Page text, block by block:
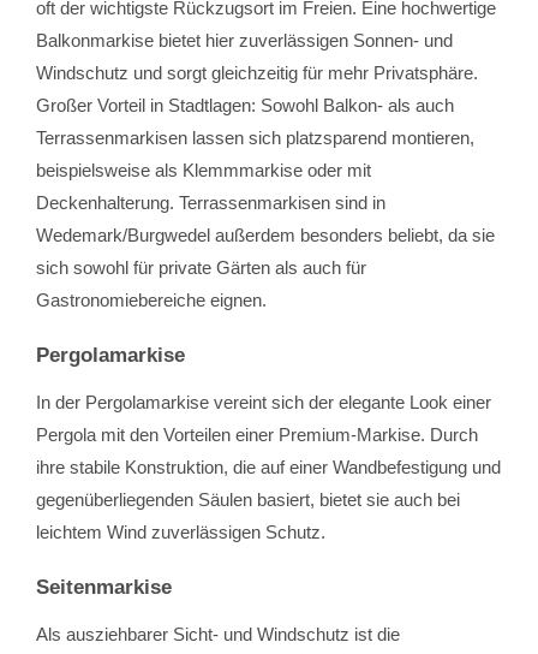
oft der wichtigste Rückzugsort im Freien. Eine hochwertige
Balkonmarkise bietet hier zuverlässigen Sonnen- und
Windschutz und sorgt gleichzeitig für mehr Privatsphäre.
Großer Vorteil in Stadtlagen: Sowohl Balkon- als auch
Terrassenmarkisen lassen sich platzsparend montieren,
beispielsweise als Klemmmarkise oder mit
Deckenhalterung. Terrassenmarkisen sind in
Wedemark/Burgwedel außerdem besonders beliebt, da sie
sich sowohl für private Gärten als auch für
Gastronomiebereiche eignen.
Pergolamarkise
In der Pergolamarkise vereint sich der elegante Look einer
Pergola mit den Vorteilen einer Premium-Markise. Durch
ihre stabile Konstruktion, die auf einer Wandbefestigung und
gegenüberliegenden Säulen basiert, bietet sie auch bei
leichtem Wind zuverlässigen Schutz.
Seitenmarkise
Als ausziehbarer Sicht- und Windschutz ist die